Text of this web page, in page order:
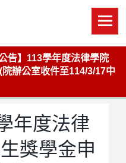
財產暨科技法律研究所
公告】113學年度法律學院
辦公室收件至114/3/17中
年度法律
獎學金申